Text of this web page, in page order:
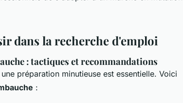
dans la recherche d'emploi
: tactiques et recommandations
une préparation minutieuse est essentielle. Voici
: